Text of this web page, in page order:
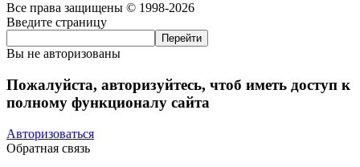
Все права защищены © 1998-2026
Введите страницу
Вы не авторизованы
Пожалуйста, авторизуйтесь, чтоб иметь доступ к
полному функционалу сайта
Авторизоваться
Обратная связь